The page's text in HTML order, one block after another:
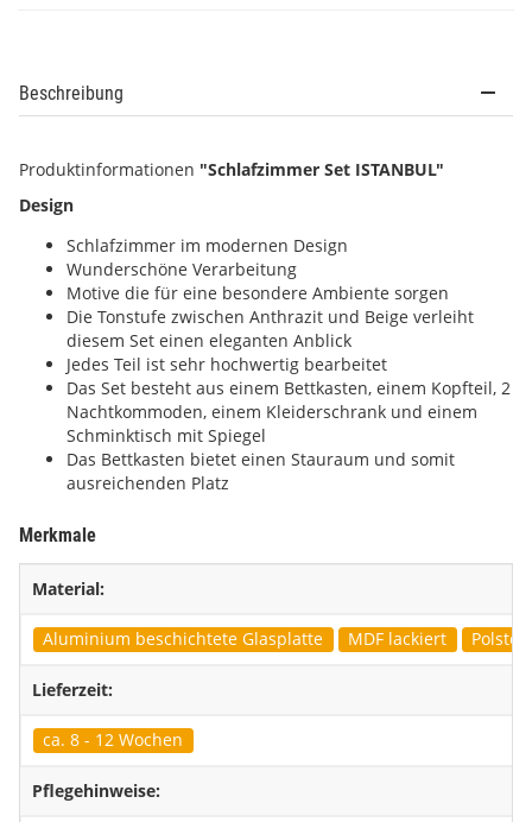
Beschreibung
Produktinformationen "Schlafzimmer Set ISTANBUL"
Design
Schlafzimmer im modernen Design
Wunderschöne Verarbeitung
Motive die für eine besondere Ambiente sorgen
Die Tonstufe zwischen Anthrazit und Beige verleiht
diesem Set einen eleganten Anblick
Jedes Teil ist sehr hochwertig bearbeitet
Das Set besteht aus einem Bettkasten, einem Kopfteil, 2
Nachtkommoden, einem Kleiderschrank und einem
Schminktisch mit Spiegel
Das Bettkasten bietet einen Stauraum und somit
ausreichenden Platz
Merkmale
Material:
Aluminium beschichtete Glasplatte MDF lackiert Polster
Lieferzeit:
ca. 8 - 12 Wochen
Pflegehinweise: